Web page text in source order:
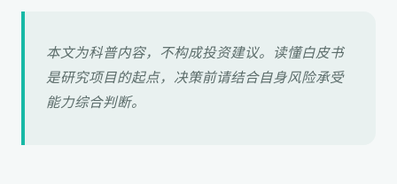
本文为科普内容，不构成投资建议。读懂白皮书
是研究项目的起点，决策前请结合自身风险承受
能力综合判断。